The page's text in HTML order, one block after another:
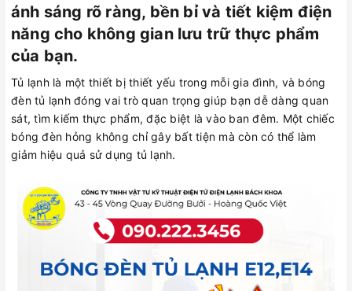
ánh sáng rõ ràng, bền bỉ và tiết kiệm điện
năng cho không gian lưu trữ thực phẩm
của bạn.
Tủ lạnh là một thiết bị thiết yếu trong mỗi gia đình, và bóng
đèn tủ lạnh đóng vai trò quan trọng giúp bạn dễ dàng quan
sát, tìm kiếm thực phẩm, đặc biệt là vào ban đêm. Một chiếc
bóng đèn hỏng không chỉ gây bất tiện mà còn có thể làm
giảm hiệu quả sử dụng tủ lạnh.